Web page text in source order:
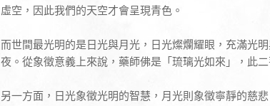
虛空，因此我們的天空才會呈現青色。
而世間最光明的是日光與月光，日光燦爛耀眼，充滿光
夜。從象徵意義上來說，藥師佛是「琉璃光如來」，此
另一方面，日光象徵光明的智慧，月光則象徵寧靜的慈